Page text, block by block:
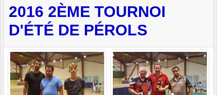
2016 2ÈME TOURNOI
D'ÉTÉ DE PÉROLS